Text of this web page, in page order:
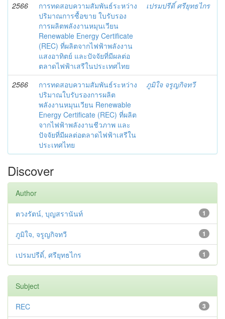
2566
การทดสอบความสัมพันธ์ระหว่าง
ปริมาณการซื้อขาย ใบรับรอง
การผลิตพลังงานหมุนเวียน
Renewable Energy Certificate
(REC) ที่ผลิตจากไฟฟ้าพลังงาน
แสงอาทิตย์ และปัจจัยที่มีผลต่อ
ตลาดไฟฟ้าเสรีในประเทศไทย
เปรมปรีดิ์ ศรียุทธไกร
2566
การทดสอบความสัมพันธ์ระหว่าง
ปริมาณใบรับรองการผลิต
พลังงานหมุนเวียน Renewable
Energy Certificate (REC) ที่ผลิต
จากไฟฟ้าพลังงานชีวภาพ และ
ปัจจัยที่มีผลต่อตลาดไฟฟ้าเสรีใน
ประเทศไทย
ภูมิใจ จรูญกิจทวี
Discover
Author
1
ตวงรัตน์, บุญสรานันท์
1
ภูมิใจ, จรูญกิจทวี
1
เปรมปรีดิ์, ศรียุทธไกร
Subject
3
REC